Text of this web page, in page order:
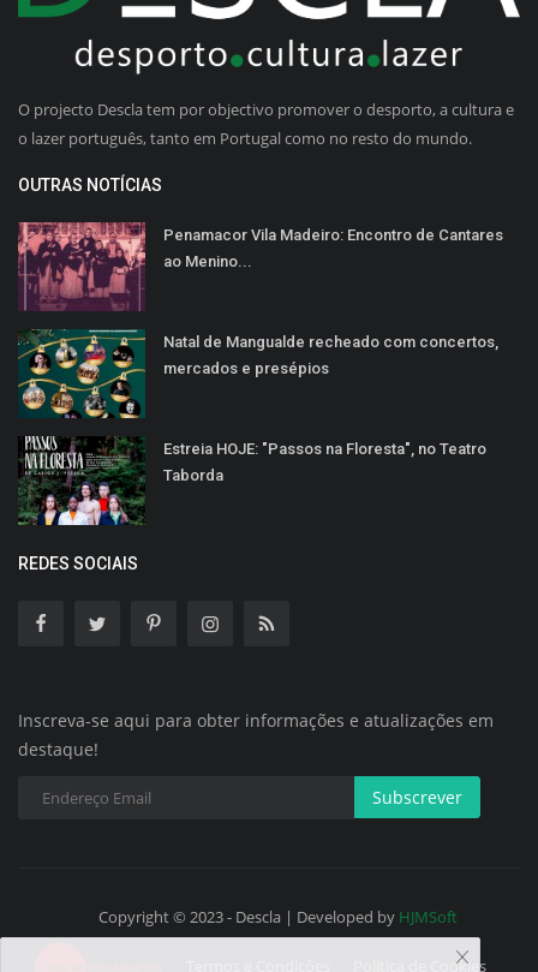
O projecto Descla tem por objectivo promover o desporto, a cultura e
o lazer português, tanto em Portugal como no resto do mundo.
OUTRAS NOTÍCIAS
Penamacor Vila Madeiro: Encontro de Cantares
ao Menino...
Natal de Mangualde recheado com concertos,
mercados e presépios
Estreia HOJE: "Passos na Floresta", no Teatro
Taborda
REDES SOCIAIS
Inscreva-se aqui para obter informações e atualizações em
destaque!
Subscrever
Copyright © 2023 - Descla | Developed by HJMSoft
Política de Cookies